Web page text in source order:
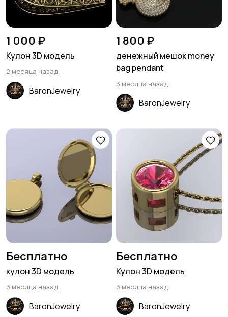
1 000 ₽
Кулон 3D модель
2 месяца назад
BaronJewelry
1 800 ₽
денежный мешок money
bag pendant
3 месяца назад
BaronJewelry
Бесплатно
кулон 3D модель
3 месяца назад
BaronJewelry
Бесплатно
Кулон 3D модель
3 месяца назад
BaronJewelry